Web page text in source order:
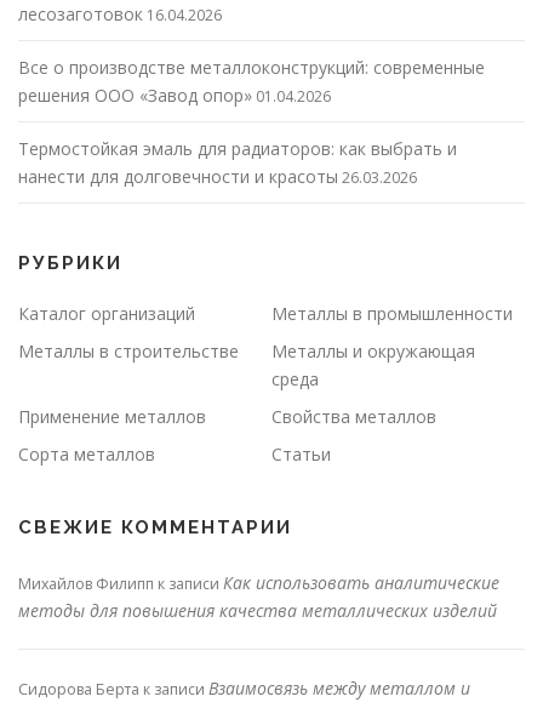
лесозаготовок 16.04.2026
Все о производстве металлоконструкций: современные
решения ООО «Завод опор» 01.04.2026
Термостойкая эмаль для радиаторов: как выбрать и
нанести для долговечности и красоты 26.03.2026
РУБРИКИ
Каталог организаций
Металлы в промышленности
Металлы в строительстве
Металлы и окружающая
среда
Применение металлов
Свойства металлов
Сорта металлов
Статьи
СВЕЖИЕ КОММЕНТАРИИ
Михайлов Филипп к записи Как использовать аналитические
методы для повышения качества металлических изделий
Сидорова Берта к записи Взаимосвязь между металлом и